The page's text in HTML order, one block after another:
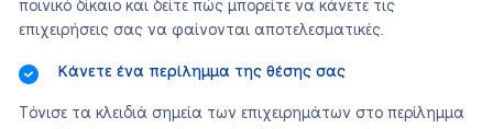
ποινικό δίκαιο και δείτε πώς μπορείτε να κάνετε τις
επιχειρήσεις σας να φαίνονται αποτελεσματικές.
Κάνετε ένα περίλημμα της θέσης σας
Τόνισε τα κλειδιά σημεία των επιχειρημάτων στο περίλημμα